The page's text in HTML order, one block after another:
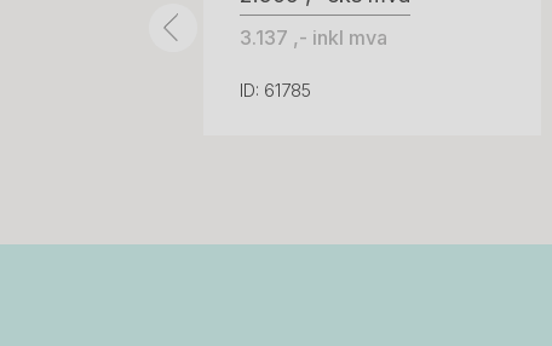
3.137 ,- inkl mva
ID: 61785